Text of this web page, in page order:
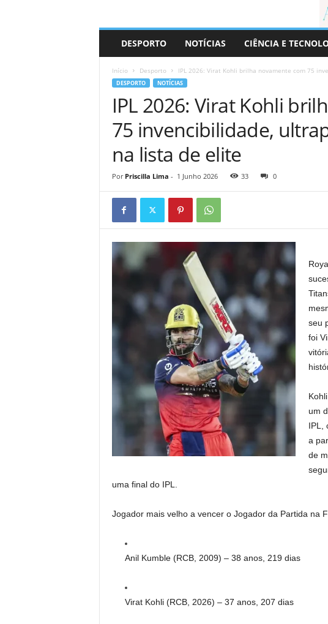
r
DESPORTO NOTÍCIAS CIÊNCIA E
Início Desporto IPL 2026: Virat Kohli brilha novamente com 75
DESPORTO NOTÍCIAS
IPL 2026: Virat Kohli
75 invencibilidade,
na lista de elite
Por Priscilla Lima - 1 Junho 2026 33 0
seu
foi
um
IPL,
a
de
uma final do IPL.
Jogador mais velho a vencer o Jogador da Partida na
Anil Kumble (RCB, 2009) – 38 anos, 219 dias
Virat Kohli (RCB, 2026) – 37 anos, 207 dias